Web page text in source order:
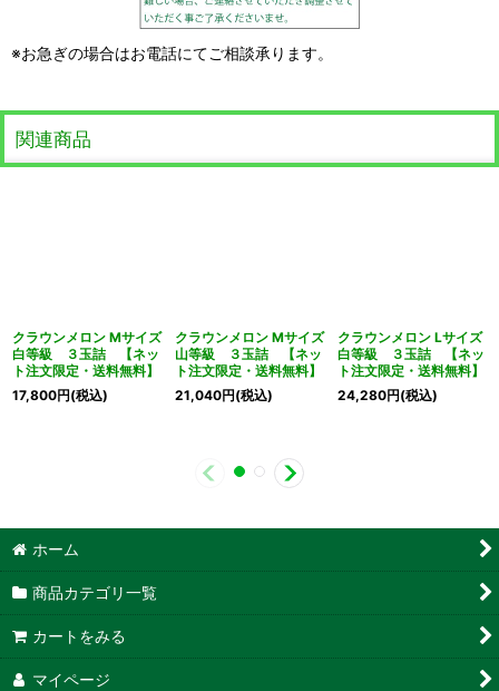
※お急ぎの場合はお電話にてご相談承ります。
関連商品
クラウンメロン Mサイズ
白等級 ３玉詰 【ネッ
ト注文限定・送料無料】
17,800円(税込)
クラウンメロン Mサイズ
山等級 ３玉詰 【ネッ
ト注文限定・送料無料】
21,040円(税込)
クラウンメロン Lサイズ
白等級 ３玉詰 【ネッ
ト注文限定・送料無料】
24,280円(税込)
ホーム
商品カテゴリ一覧
カートをみる
マイページ